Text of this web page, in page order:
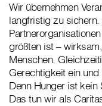
Wir übernehmen
langfristig zu
größten ist –
Menschen.
Gerechtigkeit ein und
Denn Hunger ist kein
Das tun wir als